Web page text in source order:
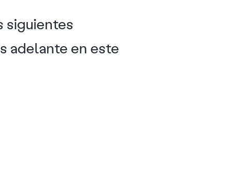
siguientes
adelante en este